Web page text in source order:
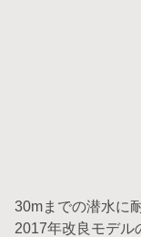
30mまでの潜水に
2017年改良モデル